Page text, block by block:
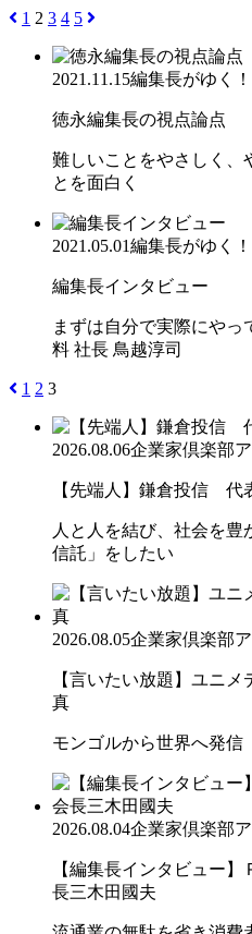
1 2 3 4 5
2021.11.15編集長がゆく！
徳永編集長の視点論点
難しいことをやさしく、
とを面白く
2021.05.01編集長がゆく！
編集長インタビュー
まずは自分で実際にや
料 社長 鳥越淳司
1 2 3
2026.08.06企業家倶楽部
【先端人】鎌倉投信
人と人を結び、社会を豊
信託」をしたい
2026.08.05企業家倶楽部
【言いたい放題】ユニ
真
モンゴルから世界へ発信
2026.08.04企業家倶楽部
【編集長インタビュー
長三木田國夫